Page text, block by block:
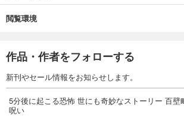
株式会社西東社／seitosha
閲覧環境
作品・作者をフォローする
新刊やセール情報をお知らせします。
5分後に起こる恐怖 世にも奇妙なストーリー 百壁
呪い